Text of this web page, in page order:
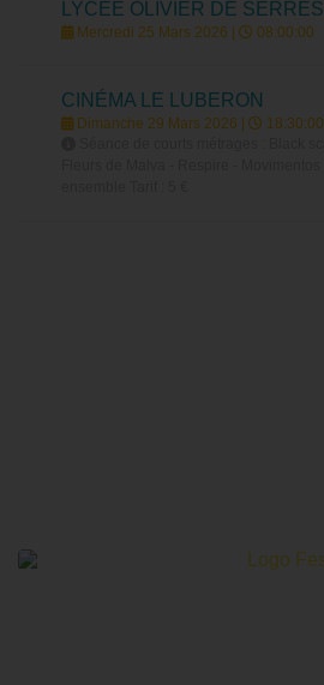
LYCÉE OLIVIER DE SERRES
Mercredi 25 Mars 2026 | 08:00:00
CINÉMA LE LUBERON
Dimanche 29 Mars 2026 |
18:30:00